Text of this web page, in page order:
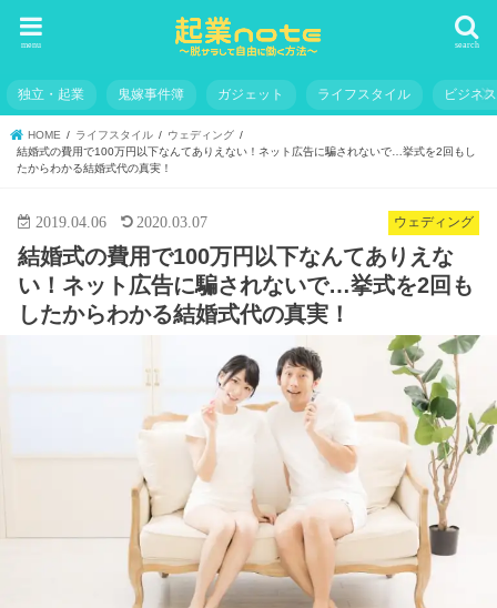
search
menu
独立・起業 鬼嫁事件簿 ガジェット ライフスタイル ビジネス
HOME ライフスタイル
ウェディング
結婚式の費用で100万円以下なんてありえない！ネット広告に騙されないで…挙式を2回もし
たからわかる結婚式代の真実！
ウェディング
2019.04.06 2020.03.07
結婚式の費用で100万円以下なんてありえな
い！ネット広告に騙されないで…挙式を2回も
したからわかる結婚式代の真実！